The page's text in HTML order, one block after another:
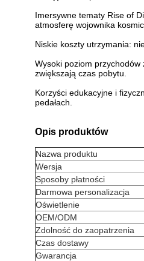
Imersywne tematy Rise of
atmosferę wojownika
Niskie koszty utrzymania:
Wysoki poziom przychodów
zwiększają czas pobytu.
Korzyści edukacyjne i
pedałach.
Opis produktów
Nazwa produktu
Wersja
Sposoby płatności
Darmowa personalizacja
Oświetlenie
OEM/ODM
Zdolność do zaopatrzenia
Czas dostawy
Gwarancja